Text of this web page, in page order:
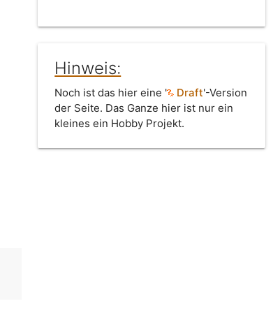
Hinweis:
Noch ist das hier eine ' Draft'-Version
der Seite. Das Ganze hier ist nur ein
kleines ein Hobby Projekt.